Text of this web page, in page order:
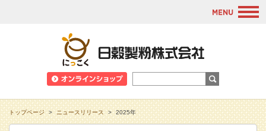
トップページ > ニュースリリース > 2025年